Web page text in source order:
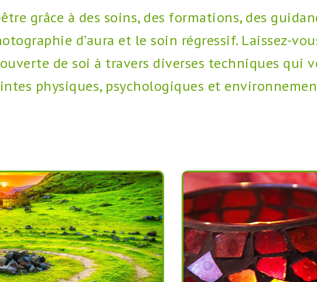
grâce à des soins, des formations, des
d’aura et le soin régressif. Laissez-
de soi à travers diverses techniques qui
physiques, psychologiques et